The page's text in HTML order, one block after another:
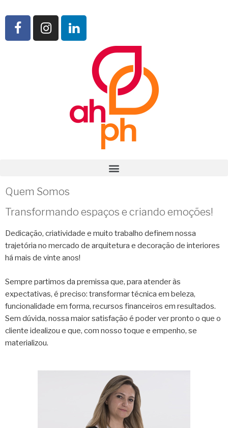
Quem Somos
Transformando espaços e criando emoções!
Dedicação, criatividade e muito trabalho definem nossa
trajetória no mercado de arquitetura e decoração de interiores
há mais de vinte anos!
Sempre partimos da premissa que, para atender às
expectativas, é preciso: transformar técnica em beleza,
funcionalidade em forma, recursos financeiros em resultados.
Sem dúvida, nossa maior satisfação é poder ver pronto o que o
cliente idealizou e que, com nosso toque e empenho, se
materializou.